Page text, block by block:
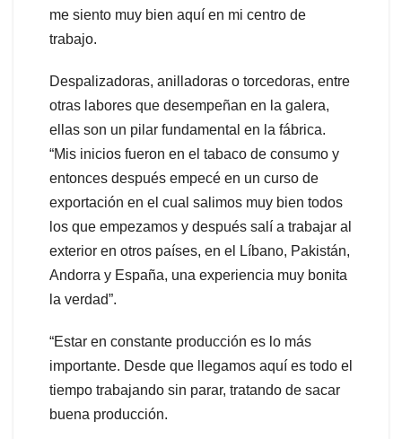
me siento muy bien aquí en mi centro de
trabajo.
Despalizadoras, anilladoras o torcedoras, entre
otras labores que desempeñan en la galera,
ellas son un pilar fundamental en la fábrica.
“Mis inicios fueron en el tabaco de consumo y
entonces después empecé en un curso de
exportación en el cual salimos muy bien todos
los que empezamos y después salí a trabajar al
exterior en otros países, en el Líbano, Pakistán,
Andorra y España, una experiencia muy bonita
la verdad”.
“Estar en constante producción es lo más
importante. Desde que llegamos aquí es todo el
tiempo trabajando sin parar, tratando de sacar
buena producción.